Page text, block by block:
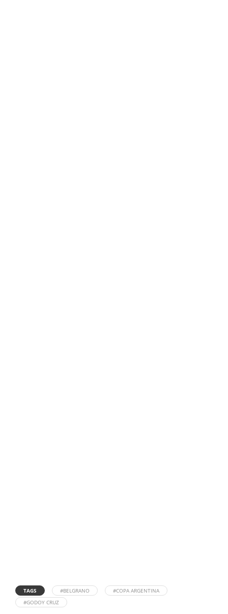
TAGS #BELGRANO
#COPA ARGENTINA
#GODOY CRUZ